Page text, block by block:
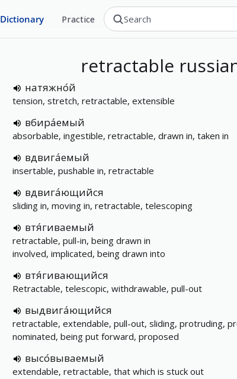
Dictionary Practice
retractable
натяжно́й
tension, stretch, retractable, extensible
вбира́емый
absorbable, ingestible, retractable, drawn in, taken in
вдвига́емый
insertable, pushable in, retractable
вдвига́ющийся
sliding in, moving in, retractable, telescoping
втя́гиваемый
retractable, pull-in, being drawn in
involved, implicated, being drawn into
втя́гивающийся
Retractable, telescopic, withdrawable, pull-out
выдвига́ющийся
retractable, extendable, pull-out, sliding, protruding,
nominated, being put forward, proposed
высо́вываемый
extendable, retractable, that which is stuck out